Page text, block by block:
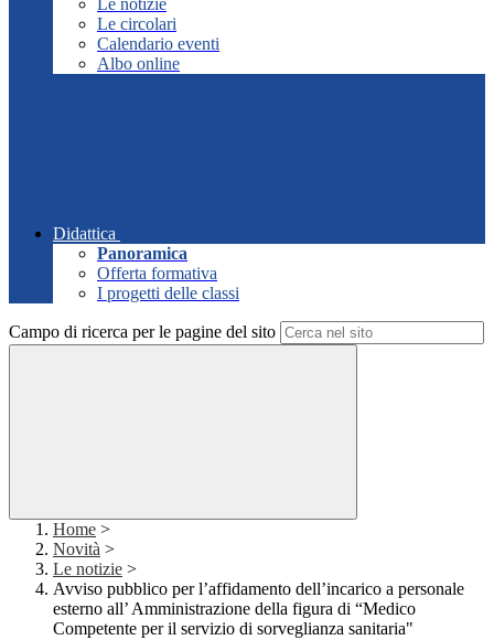
Le notizie
Le circolari
Calendario eventi
Albo online
Didattica
Panoramica
Offerta formativa
I progetti delle classi
Campo di ricerca per le pagine del sito
Home >
Novità >
Le notizie >
Avviso pubblico per l’affidamento dell’incarico a personale
esterno all’ Amministrazione della figura di “Medico
Competente per il servizio di sorveglianza sanitaria"